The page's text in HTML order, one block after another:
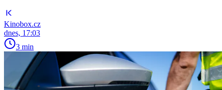
Kinobox.cz
dnes, 17:03
3 min